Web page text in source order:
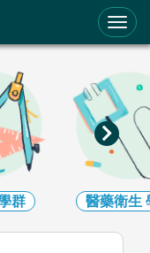
群 醫藥衛生